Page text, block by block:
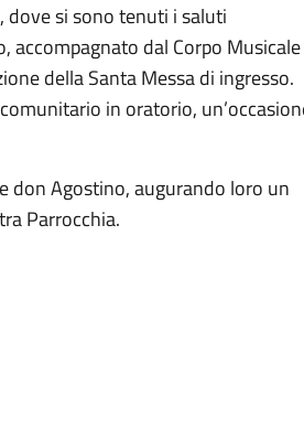
dove si sono tenuti i saluti
accompagnato dal Corpo Musicale
della Santa Messa di ingresso.
in oratorio,
don Agostino, augurando loro un
Parrocchia.